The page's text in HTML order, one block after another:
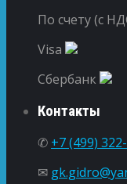
По счету (с
Visa
Сбербанк
Контакты
✆ +7 (499)
✉